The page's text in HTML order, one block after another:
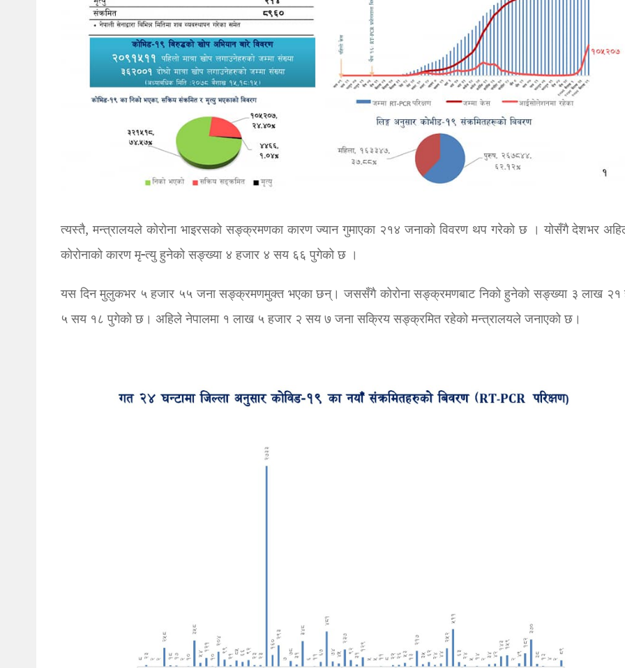
त्यस्तै, मन्त्रालयले कोरोना भाइरसकाे सङ्क्रमणका कारण ज्यान गुमाएका २१४ जनाको विवरण थप गरेको छ । योसँगै देशभर
कोरोनाको कारण मृ-त्यु हुनेको सङ्ख्या ४ हजार ४ सय ६६ पुगेको छ ।
यस दिन मुलुकभर ५ हजार ५५ जना सङ्क्रमणमुक्त भएका छन्। जससँगै कोरोना सङ्क्रमणबाट निको हुनेको सङ्ख्या ३ लाख २१
५ सय १८ पुगेको छ। अहिले नेपालमा १ लाख ५ हजार २ सय ७ जना सक्रिय सङ्क्रमित रहेको मन्त्रालयले जनाएको छ।